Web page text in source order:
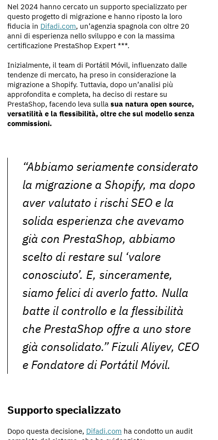
Nel 2024 hanno cercato un supporto specializzato per
questo progetto di migrazione e hanno riposto la loro
fiducia in Difadi.com, un’agenzia spagnola con oltre 20
anni di esperienza nello sviluppo e con la massima
certificazione PrestaShop Expert ***.
Inizialmente, il team di Portátil Móvil, influenzato dalle
tendenze di mercato, ha preso in considerazione la
migrazione a Shopify. Tuttavia, dopo un’analisi più
approfondita e completa, ha deciso di restare su
PrestaShop, facendo leva sulla sua natura open source,
versatilità e la flessibilità, oltre che sul modello senza
commissioni.
“Abbiamo seriamente considerato
la migrazione a Shopify, ma dopo
aver valutato i rischi SEO e la
solida esperienza che avevamo
già con PrestaShop, abbiamo
scelto di restare sul ‘valore
conosciuto’. E, sinceramente,
siamo felici di averlo fatto. Nulla
batte il controllo e la flessibilità
che PrestaShop offre a uno store
già consolidato.” Fizuli Aliyev, CEO
e Fondatore di Portátil Móvil.
Supporto specializzato
Dopo questa decisione, Difadi.com ha condotto un audit